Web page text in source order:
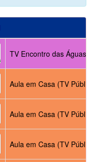
TV Encontro das Águas
Aula em Casa (TV
Aula em Casa (TV
Aula em Casa (TV